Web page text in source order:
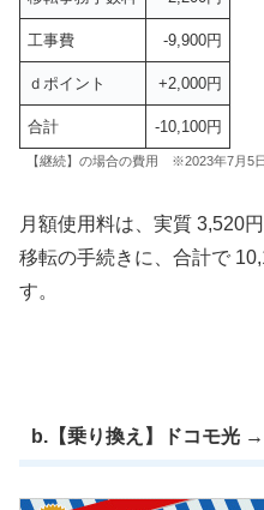
工事費 -9,900円
ｄポイント +2,000円
合計 -10,100円
【継続】の場合の費用 ※2023年7月5日
月額使用料は、実質 3,520
移転の手続きに、合計で
す。
b.【乗り換え】ドコモ光